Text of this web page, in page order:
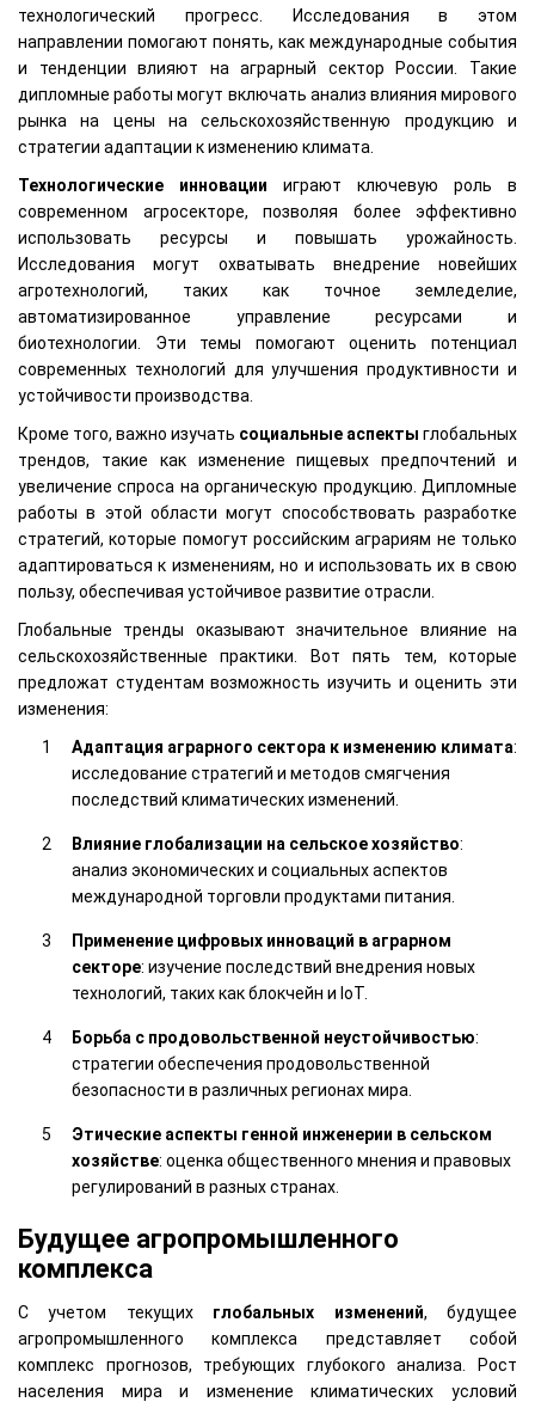
технологический прогресс. Исследования в этом
направлении помогают понять, как международные события
и тенденции влияют на аграрный сектор России. Такие
дипломные работы могут включать анализ влияния мирового
рынка на цены на сельскохозяйственную продукцию и
стратегии адаптации к изменению климата.
Технологические инновации играют ключевую роль в
современном агросекторе, позволяя более эффективно
использовать ресурсы и повышать урожайность.
Исследования могут охватывать внедрение новейших
агротехнологий, таких как точное земледелие,
автоматизированное управление ресурсами и
биотехнологии. Эти темы помогают оценить потенциал
современных технологий для улучшения продуктивности и
устойчивости производства.
Кроме того, важно изучать социальные аспекты глобальных
трендов, такие как изменение пищевых предпочтений и
увеличение спроса на органическую продукцию. Дипломные
работы в этой области могут способствовать разработке
стратегий, которые помогут российским аграриям не только
адаптироваться к изменениям, но и использовать их в свою
пользу, обеспечивая устойчивое развитие отрасли.
Глобальные тренды оказывают значительное влияние на
сельскохозяйственные практики. Вот пять тем, которые
предложат студентам возможность изучить и оценить эти
изменения:
Адаптация аграрного сектора к изменению климата:
исследование стратегий и методов смягчения
последствий климатических изменений.
Влияние глобализации на сельское хозяйство:
анализ экономических и социальных аспектов
международной торговли продуктами питания.
Применение цифровых инноваций в аграрном
секторе: изучение последствий внедрения новых
технологий, таких как блокчейн и IoT.
Борьба с продовольственной неустойчивостью:
стратегии обеспечения продовольственной
безопасности в различных регионах мира.
Этические аспекты генной инженерии в сельском
хозяйстве: оценка общественного мнения и правовых
регулирований в разных странах.
Будущее агропромышленного
комплекса
С учетом текущих глобальных изменений, будущее
агропромышленного комплекса представляет собой
комплекс прогнозов, требующих глубокого анализа. Рост
населения мира и изменение климатических условий